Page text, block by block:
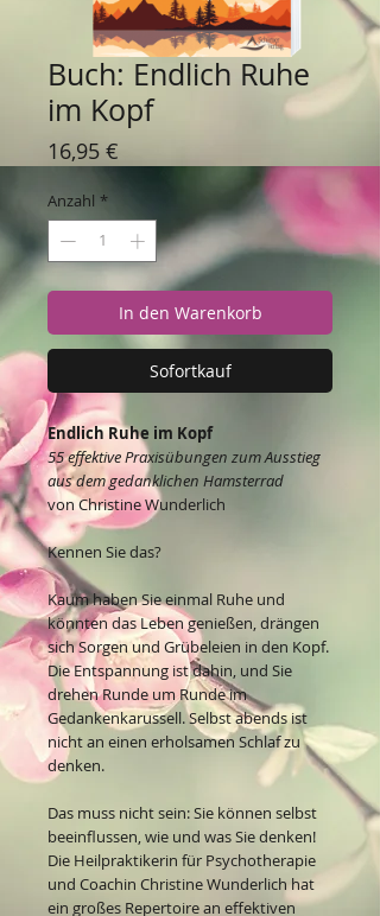
Buch: Endlich Ruhe
im Kopf
16,95 €
Anzahl *
In den Warenkorb
Sofortkauf
Endlich Ruhe im Kopf
55 effektive Praxisübungen zum Ausstieg
aus dem gedanklichen Hamsterrad
von Christine Wunderlich
Kennen Sie das?
Kaum haben Sie einmal Ruhe und
könnten das Leben genießen, drängen
sich Sorgen und Grübeleien in den Kopf.
Die Entspannung ist dahin, und Sie
drehen Runde um Runde im
Gedankenkarussell. Selbst abends ist
nicht an einen erholsamen Schlaf zu
denken.
Das muss nicht sein: Sie können selbst
beeinflussen, wie und was Sie denken!
Die Heilpraktikerin für Psychotherapie
und Coachin Christine Wunderlich hat
ein großes Repertoire an effektiven